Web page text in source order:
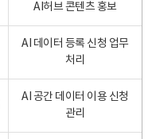
AI허브 콘텐츠 홍보
AI 데이터 등록 신청 업무
처리
AI 공간 데이터 이용 신청
관리